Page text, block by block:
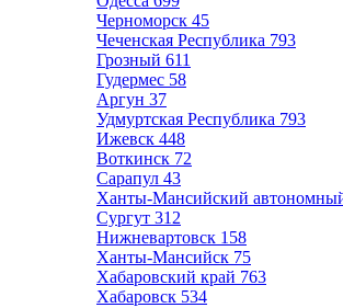
Черноморск 45
Чеченская Республика 793
Грозный 611
Гудермес 58
Аргун 37
Удмуртская Республика 793
Ижевск 448
Воткинск 72
Сарапул 43
Ханты-Мансийский
Сургут 312
Нижневартовск 158
Ханты-Мансийск 75
Хабаровский край 763
Хабаровск 534